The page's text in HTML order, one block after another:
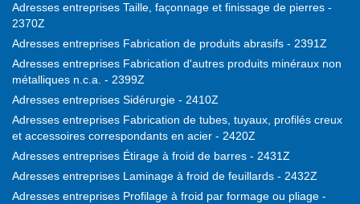
Adresses entreprises Taille, façonnage et finissage de pierres -
2370Z
Adresses entreprises Fabrication de produits abrasifs - 2391Z
Adresses entreprises Fabrication d'autres produits minéraux non
métalliques n.c.a. - 2399Z
Adresses entreprises Sidérurgie - 2410Z
Adresses entreprises Fabrication de tubes, tuyaux, profilés creux
et accessoires correspondants en acier - 2420Z
Adresses entreprises Étirage à froid de barres - 2431Z
Adresses entreprises Laminage à froid de feuillards - 2432Z
Adresses entreprises Profilage à froid par formage ou pliage -